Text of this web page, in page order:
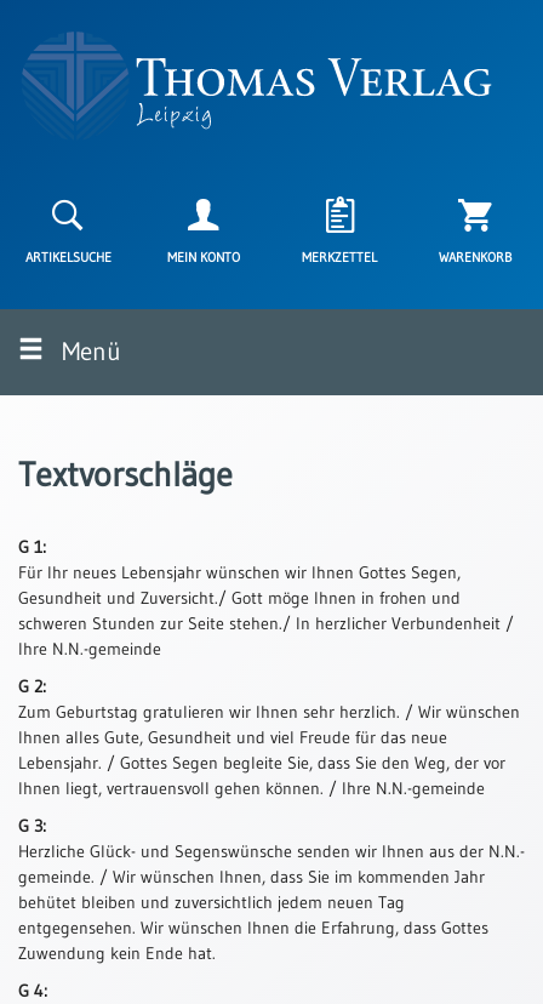
ARTIKELSUCHE MEIN KONTO MERKZETTEL WARENKORB
Menü
Neuerscheinungen
Kartenarten
Neuerscheinungen
Leipziger
Ewigkeitssonntag
Spruchkarten
Thomaskarten
Grußkarten
Sortimente
Themen
&
Anlässe
Geburtstag
/
Wünsche
Segenswünsche
Lebensart
Dank
Textvorschläge
G 1:
Für Ihr neues Lebensjahr wünschen wir Ihnen Gottes Segen,
Gesundheit und Zuversicht./ Gott möge Ihnen in frohen und
schweren Stunden zur Seite stehen./ In herzlicher Verbundenheit /
Ihre N.N.-gemeinde
G 2:
Zum Geburtstag gratulieren wir Ihnen sehr herzlich. / Wir wünschen
Ihnen alles Gute, Gesundheit und viel Freude für das neue
Lebensjahr. / Gottes Segen begleite Sie, dass Sie den Weg, der vor
Ihnen liegt, vertrauensvoll gehen können. / Ihre N.N.-gemeinde
G 3:
Herzliche Glück- und Segenswünsche senden wir Ihnen aus der N.N.-
gemeinde. / Wir wünschen Ihnen, dass Sie im kommenden Jahr
behütet bleiben und zuversichtlich jedem neuen Tag
entgegensehen. Wir wünschen Ihnen die Erfahrung, dass Gottes
Zuwendung kein Ende hat.
G 4: